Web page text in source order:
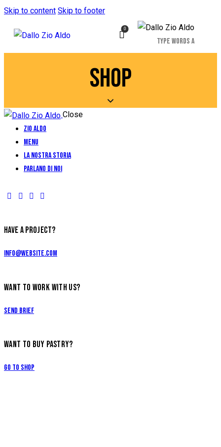
Skip to content Skip to footer
0
SHOP
Close
Zio Aldo
Menu
La Nostra Storia
Parlano di Noi
HAVE A PROJECT?
info@website.com
WANT TO WORK WITH US?
Send Brief
WANT TO BUY PASTRY?
Go to Shop